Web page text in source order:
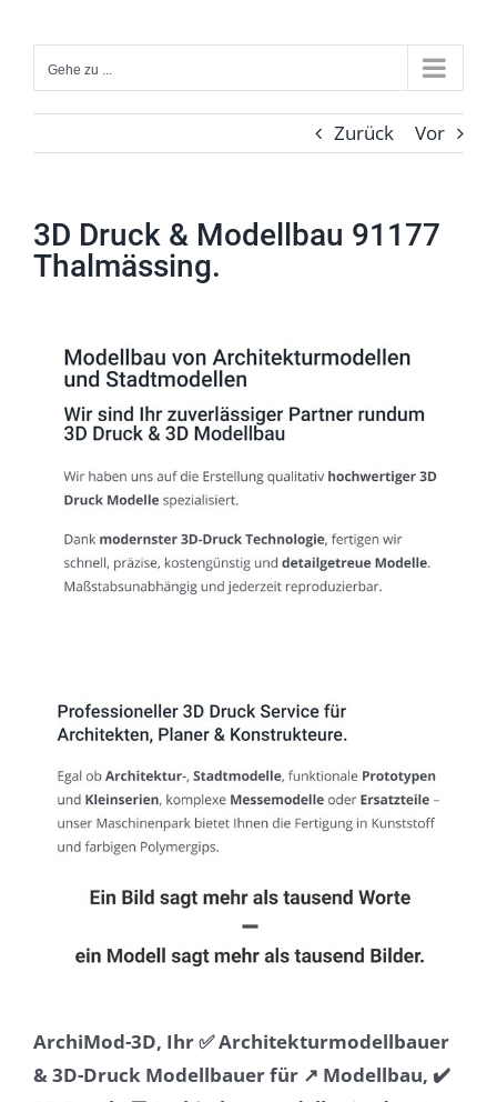
Inhalt
springenGehe zu ...
Zurück Vor
3D Druck & Modellbau 91177
Thalmässing.
ArchiMod-3D, Ihr ✅ Architekturmodellbauer
& 3D-Druck Modellbauer für ↗️ Modellbau, ✔️